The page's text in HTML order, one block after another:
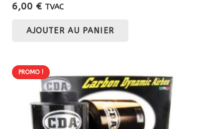
6,00 € TVAC
AJOUTER AU PANIER
PROMO !